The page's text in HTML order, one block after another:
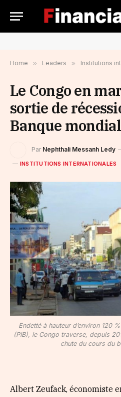
Home » Leaders » Institutions
Le Congo en
sortie de
Banque
Par Nephthali Messanh Ledy
INSTITUTIONS INTERNATIONALES
Endetté à hauteur d’environ 120
(PIB), le Congo traverse, depuis
chute du cours du
Albert Zeufack, économiste